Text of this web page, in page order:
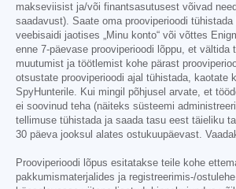
makseviisist ja/või finantsasutusest võivad
saadavust). Saate oma prooviperioodi tühistada
veebisaidi jaotises „Minu konto“ või võttes
enne 7-päevase prooviperioodi lõppu, et vältida
muutumist ja töötlemist kohe pärast
otsustate prooviperioodi ajal tühistada, kaotate
SpyHunterile. Kui mingil põhjusel arvate, et
ei soovinud teha (näiteks süsteemi
tellimuse tühistada ja saada tasu eest täieliku
30 päeva jooksul alates ostukuupäevast.
Prooviperioodi lõpus esitatakse teile kohe
pakkumismaterjalides ja registreerimis-/